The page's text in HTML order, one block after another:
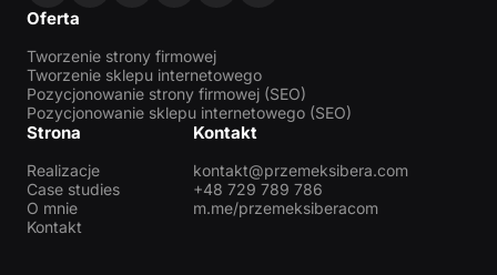
Oferta
Tworzenie strony firmowej
Tworzenie sklepu internetowego
Pozycjonowanie strony firmowej (SEO)
Pozycjonowanie sklepu internetowego (SEO)
Strona
Realizacje
Case studies
O mnie
Kontakt
Kontakt
kontakt@przemeksibera.com
+48 729 789 786
m.me/przemeksiberacom